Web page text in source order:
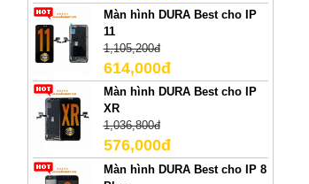
Màn hình DURA Best cho IP
11
1,105,200đ
614,000đ
Màn hình DURA Best cho IP
XR
1,036,800đ
576,000đ
Màn hình DURA Best cho IP 8